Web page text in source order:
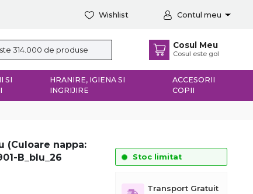
Wishlist Contul meu
Cosul Meu
Cosul este gol
SI
HRANIRE, IGIENA SI
INGRIJIRE
ACCESORII
COPII
(Culoare nappa:
B_blu_26
Stoc limitat
Transport Gratuit